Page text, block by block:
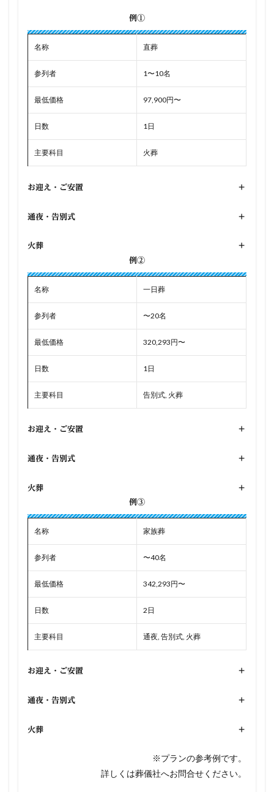
例①
名称 直葬
参列者 1〜10名
最低価格 97,900円〜
日数 1日
主要科目 火葬
お迎え・ご安置 +
通夜・告別式 +
火葬
+
例②
名称 一日葬
参列者 〜20名
最低価格 320,293円〜
日数 1日
主要科目 告別式, 火葬
お迎え・ご安置 +
通夜・告別式 +
火葬
+
例③
名称 家族葬
参列者 〜40名
最低価格 342,293円〜
日数 2日
主要科目 通夜, 告別式, 火葬
お迎え・ご安置 +
通夜・告別式 +
火葬 +
※プランの参考例です。
詳しくは葬儀社へお問合せください。